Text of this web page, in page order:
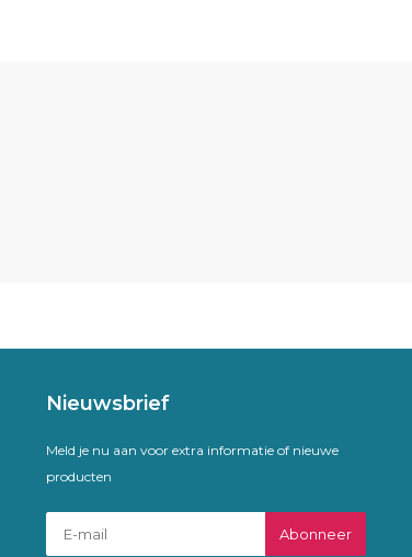
Nieuwsbrief
Meld je nu aan voor extra informatie of nieuwe
producten
Abonneer